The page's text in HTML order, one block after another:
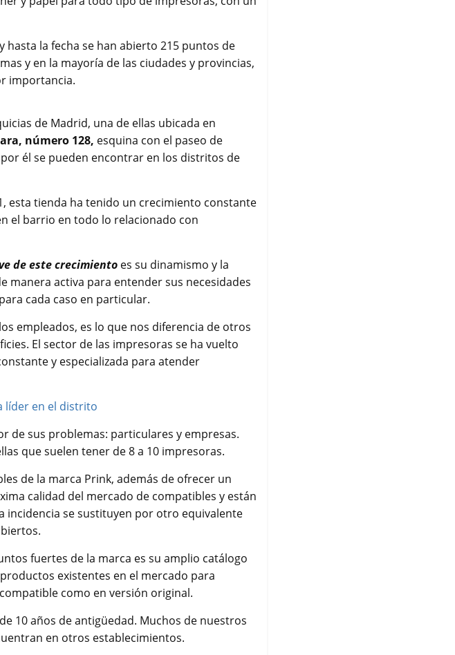
hasta la fecha se han abierto 215 puntos de
y en la mayoría de las ciudades y provincias,
importancia.
de Madrid, una de ellas ubicada en
número 128, esquina con el paseo de
él se pueden encontrar en los distritos de
esta tienda ha tenido un crecimiento constante
el barrio en todo lo relacionado con
de este crecimiento es su dinamismo y la
manera activa para entender sus necesidades
cada caso en particular.
empleados, es lo que nos diferencia de otros
El sector de las impresoras se ha vuelto
y especializada para atender
de sus problemas: particulares y empresas.
que suelen tener de 8 a 10 impresoras.
de la marca Prink, además de ofrecer un
calidad del mercado de compatibles y están
incidencia se sustituyen por otro equivalente
fuertes de la marca es su amplio catálogo
existentes en el mercado para
como en versión original.
10 años de antigüedad. Muchos de nuestros
en otros establecimientos.